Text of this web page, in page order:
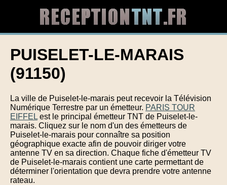
PUISELET-LE-MARAIS
(91150)
La ville de Puiselet-le-marais peut recevoir la Télévision
Numérique Terrestre par un émetteur. PARIS TOUR
EIFFEL est le principal émetteur TNT de Puiselet-le-
marais. Cliquez sur le nom d'un des émetteurs de
Puiselet-le-marais pour connaître sa position
géographique exacte afin de pouvoir diriger votre
antenne TV en sa direction. Chaque fiche d'émetteur TV
de Puiselet-le-marais contient une carte permettant de
déterminer l'orientation que devra prendre votre antenne
rateau.